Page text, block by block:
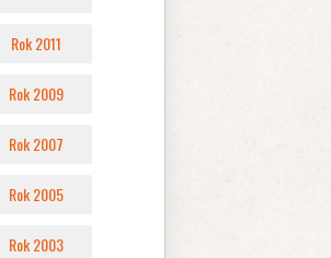
Rok 2011
Rok 2009
Rok 2007
Rok 2005
Rok 2003